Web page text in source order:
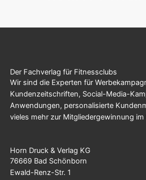
Der Fachverlag für Fitnessclubs
Wir sind die Experten für
Kundenzeitschriften, Social-Media-
Anwendungen, personalisierte
vieles mehr zur Mitgliedergewinnung
Horn Druck & Verlag KG
76669 Bad Schönborn
Ewald-Renz-Str. 1